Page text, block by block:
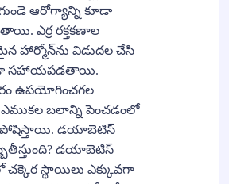
ఆరోగ్యాన్ని కూడా
ఎర్ర రక్తకణాల
హార్మోన్‌ను విడుదల చేసి
సహాయపడతాయి.
ఉపయోగించగల
బలాన్ని పెంచడంలో
పోషిస్తాయి. డయాబెటిస్
డయాబెటిస్
చక్కెర స్థాయిలు ఎక్కువగా